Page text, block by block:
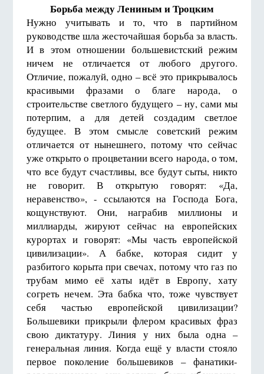
Борьба между Лениным и Троцким
Нужно учитывать и то, что в партийном
руководстве шла жесточайшая борьба за власть.
И в этом отношении большевистский режим
ничем не отличается от любого другого.
Отличие, пожалуй, одно – всё это прикрывалось
красивыми фразами о благе народа, о
строительстве светлого будущего – ну, сами мы
потерпим, а для детей создадим светлое
будущее. В этом смысле советский режим
отличается от нынешнего, потому что сейчас
уже открыто о процветании всего народа, о том,
что все будут счастливы, все будут сыты, никто
не говорит. В открытую говорят: «Да,
неравенство», - ссылаются на Господа Бога,
кощунствуют. Они, награбив миллионы и
миллиарды, жируют сейчас на европейских
курортах и говорят: «Мы часть европейской
цивилизации». А бабке, которая сидит у
разбитого корыта при свечах, потому что газ по
трубам мимо её хаты идёт в Европу, хату
согреть нечем. Эта бабка что, тоже чувствует
себя частью европейской цивилизации?
Большевики прикрыли флером красивых фраз
свою диктатуру. Линия у них была одна –
генеральная линия. Когда ещё у власти стояло
первое поколение большевиков – фанатики-